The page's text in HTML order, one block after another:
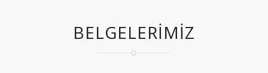
BELGELERIMIZ